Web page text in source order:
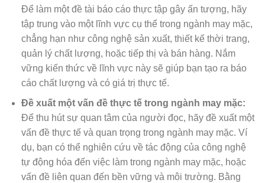
Để làm một đề tài báo cáo thực tập gây ấn tượng, hãy
tập trung vào một lĩnh vực cụ thể trong ngành may mặc,
chẳng hạn như công nghệ sản xuất, thiết kế thời trang,
quản lý chất lượng, hoặc tiếp thị và bán hàng. Nắm
vững kiến thức về lĩnh vực này sẽ giúp bạn tạo ra báo
cáo chất lượng và có giá trị thực tế.
Đề xuất một vấn đề thực tế trong ngành may mặc:
Để thu hút sự quan tâm của người đọc, hãy đề xuất một
vấn đề thực tế và quan trọng trong ngành may mặc. Ví
dụ, bạn có thể nghiên cứu về tác động của công nghệ
tự động hóa đến việc làm trong ngành may mặc, hoặc
vấn đề liên quan đến bền vững và môi trường. Bằng